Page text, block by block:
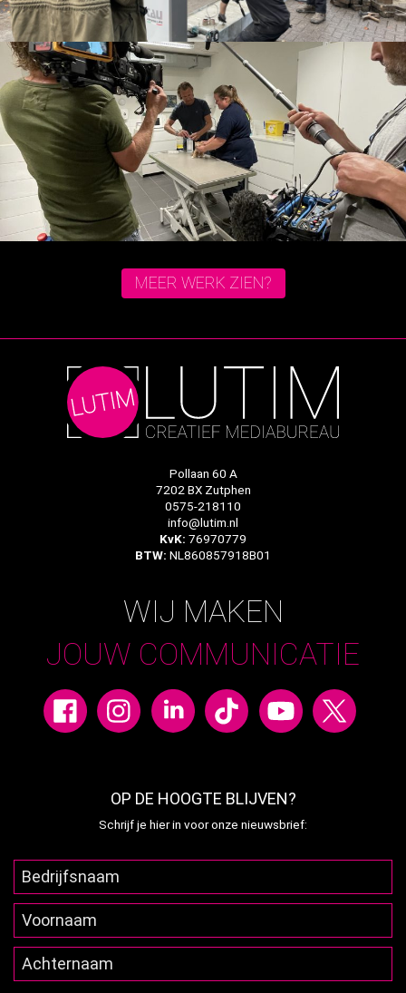
MEER WERK ZIEN?
Pollaan 60 A
7202 BX Zutphen
0575-218110
info@lutim.nl
KvK: 76970779
BTW: NL860857918B01
WIJ MAKEN
JOUW COMMUNICATIE
OP DE HOOGTE BLIJVEN?
Schrijf je hier in voor onze nieuwsbrief: